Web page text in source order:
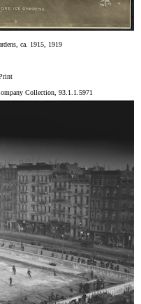
ca. 1915, 1919
Collection, 93.1.1.5971